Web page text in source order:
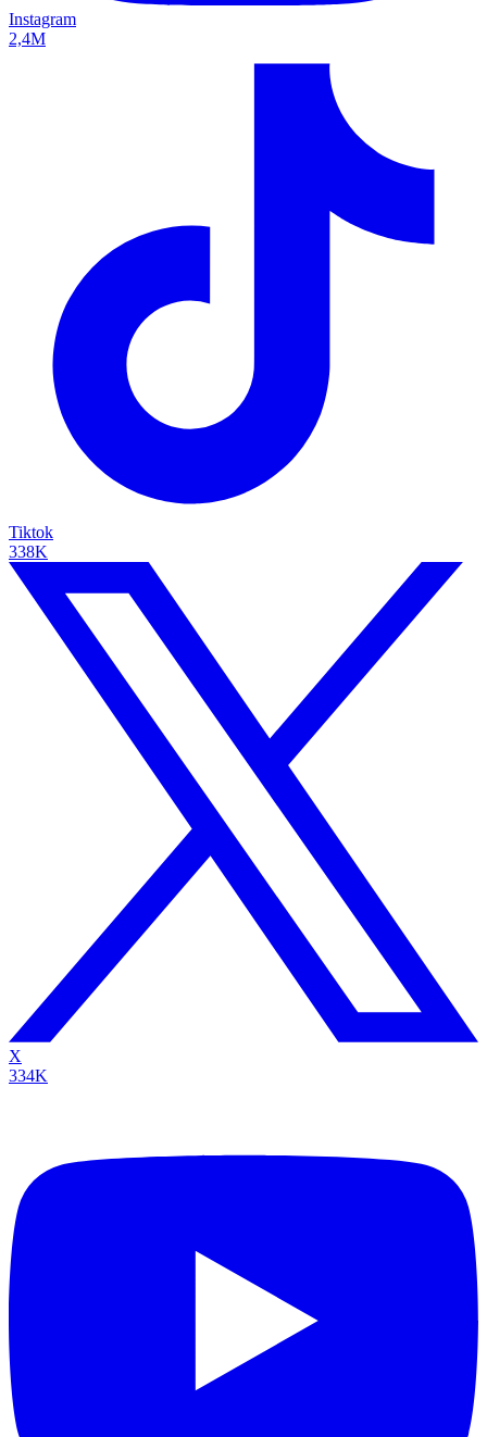
Instagram
2,4M
Tiktok
338K
X
334K